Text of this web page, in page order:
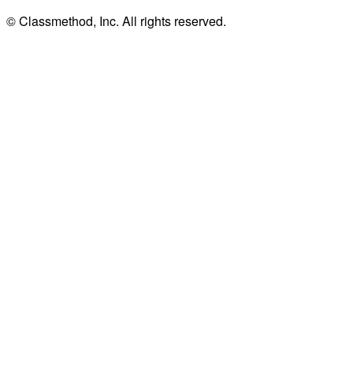
© Classmethod, Inc. All rights reserved.